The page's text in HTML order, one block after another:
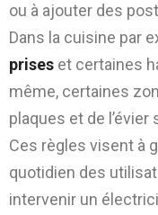
ou à ajouter des
Dans la cuisine par
prises et certaines
même, certaines
plaques et de
Ces règles visent à
quotidien des
intervenir un